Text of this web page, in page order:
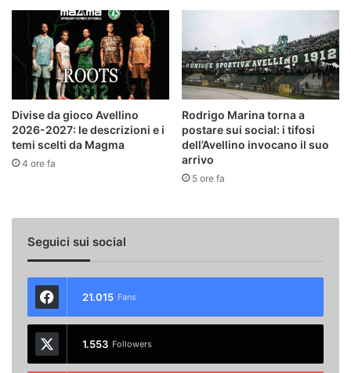
Divise da gioco Avellino
2026-2027: le descrizioni e i
temi scelti da Magma
4 ore fa
Rodrigo Marina torna a
postare sui social: i tifosi
dell’Avellino invocano il suo
arrivo
5 ore fa
Seguici sui social
21.015 Fans
1.553 Followers